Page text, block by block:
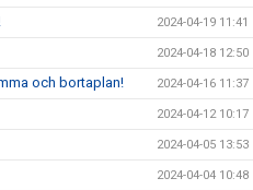
2024-04-19 11:41
2024-04-18 12:50
och bortaplan! 2024-04-16 11:37
2024-04-12 10:17
2024-04-05 13:53
2024-04-04 10:48